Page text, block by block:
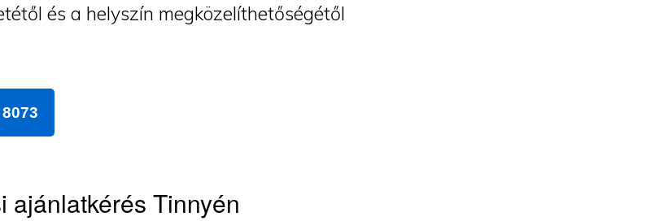
és a helyszín megközelíthetőségétől
ajánlatkérés Tinnyén